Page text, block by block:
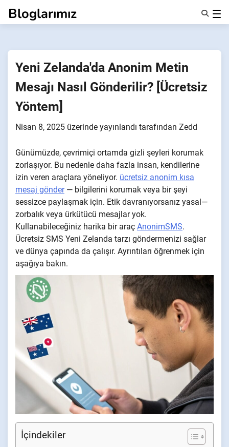
geçBloglarımız
Hakkımızda
Yeni Zelanda'da Anonim Metin
Mesajı Nasıl Gönderilir? [Ücretsiz
Yöntem]
Nisan 8, 2025 üzerinde yayınlandı tarafından Zedd
Günümüzde, çevrimiçi ortamda gizli şeyleri korumak
zorlaşıyor. Bu nedenle daha fazla insan, kendilerine
izin veren araçlara yöneliyor. ücretsiz anonim kısa
mesaj gönder— bilgilerini korumak veya bir şeyi
sessizce paylaşmak için. Etik davranıyorsanız yasal—
zorbalık veya ürkütücü mesajlar yok.
Kullanabileceğiniz harika bir araç AnonimSMS.
Ücretsiz SMS Yeni Zelanda tarzı göndermenizi sağlar
ve dünya çapında da çalışır. Ayrıntıları öğrenmek için
aşağıya bakın.
İçindekiler